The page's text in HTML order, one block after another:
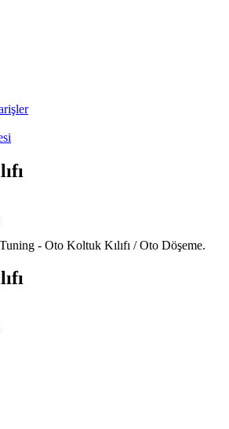
- Oto Koltuk Kılıfı / Oto Döşeme.